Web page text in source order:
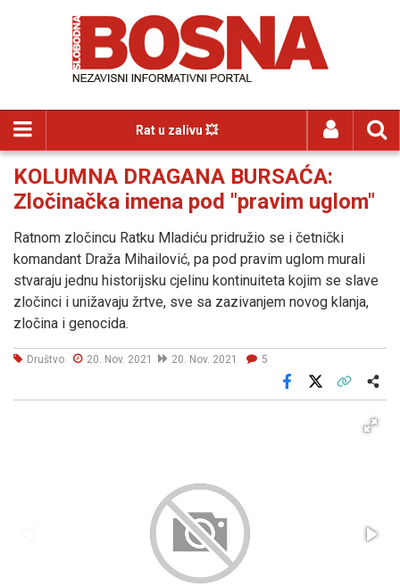
Rat u zalivu 💥
KOLUMNA DRAGANA BURSAĆA:
Zločinačka imena pod "pravim uglom"
Ratnom zločincu Ratku Mladiću pridružio se i četnički
komandant Draža Mihailović, pa pod pravim uglom murali
stvaraju jednu historijsku cjelinu kontinuiteta kojim se slave
zločinci i unižavaju žrtve, sve sa zazivanjem novog klanja,
zločina i genocida.
Društvo 20. Nov. 2021 20. Nov. 2021 5
Facebook